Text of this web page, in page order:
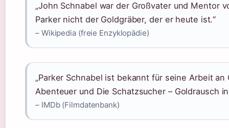
„John Schnabel war der Großvater und Mentor
Parker nicht der Goldgräber, der er heute ist.“
– Wikipedia (freie Enzyklopädie)
„Parker Schnabel ist bekannt für seine Arbeit
Abenteuer und Die Schatzsucher – Goldrausch
– IMDb (Filmdatenbank)